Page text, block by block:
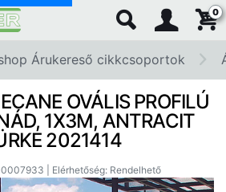
0
Árukereső cikkcsoportok
OVÁLIS PROFILÚ
1X3M, ANTRACIT
2021414
| Elérhetőség: Rendelhető